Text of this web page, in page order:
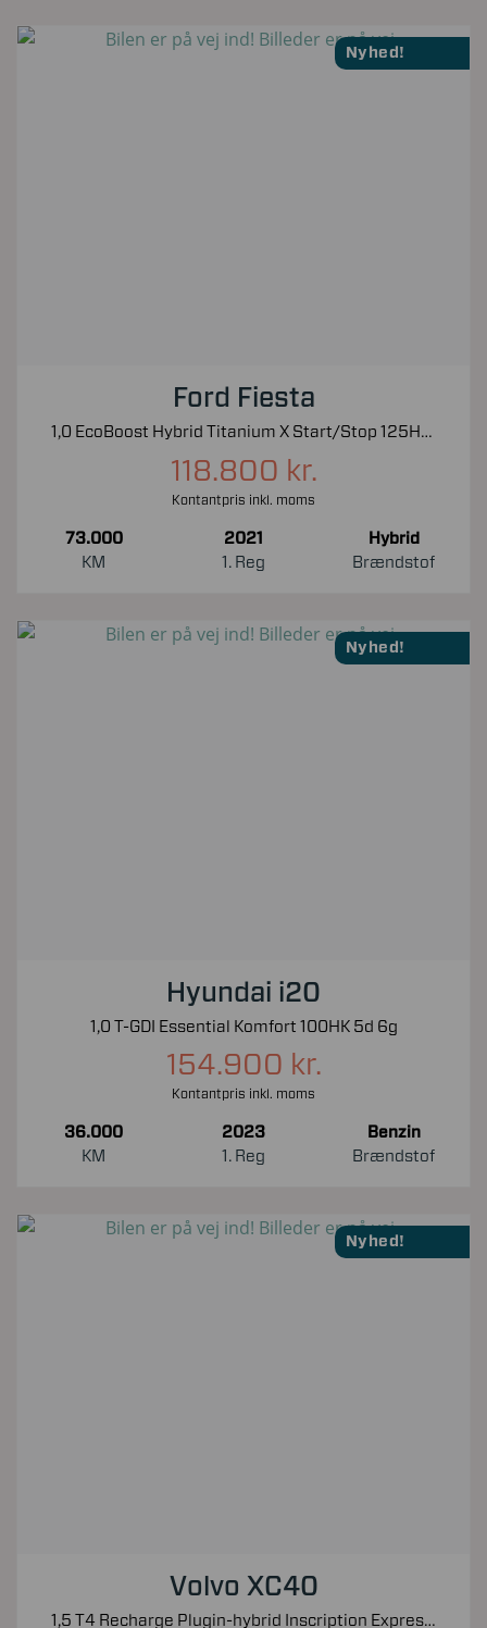
Nyhed!
Ford Fiesta
1,0 EcoBoost Hybrid Titanium X Start/Stop 125HK 5d 6g
118.800 kr.
Kontantpris inkl. moms
73.000
KM
2021
1. Reg
Hybrid
Brændstof
Nyhed!
Hyundai i20
1,0 T-GDI Essential Komfort 100HK 5d 6g
154.900 kr.
Kontantpris inkl. moms
36.000
KM
2023
1. Reg
Benzin
Brændstof
Nyhed!
Volvo XC40
1,5 T4 Recharge Plugin-hybrid Inscription Expression 211HK 5d 7g Aut.